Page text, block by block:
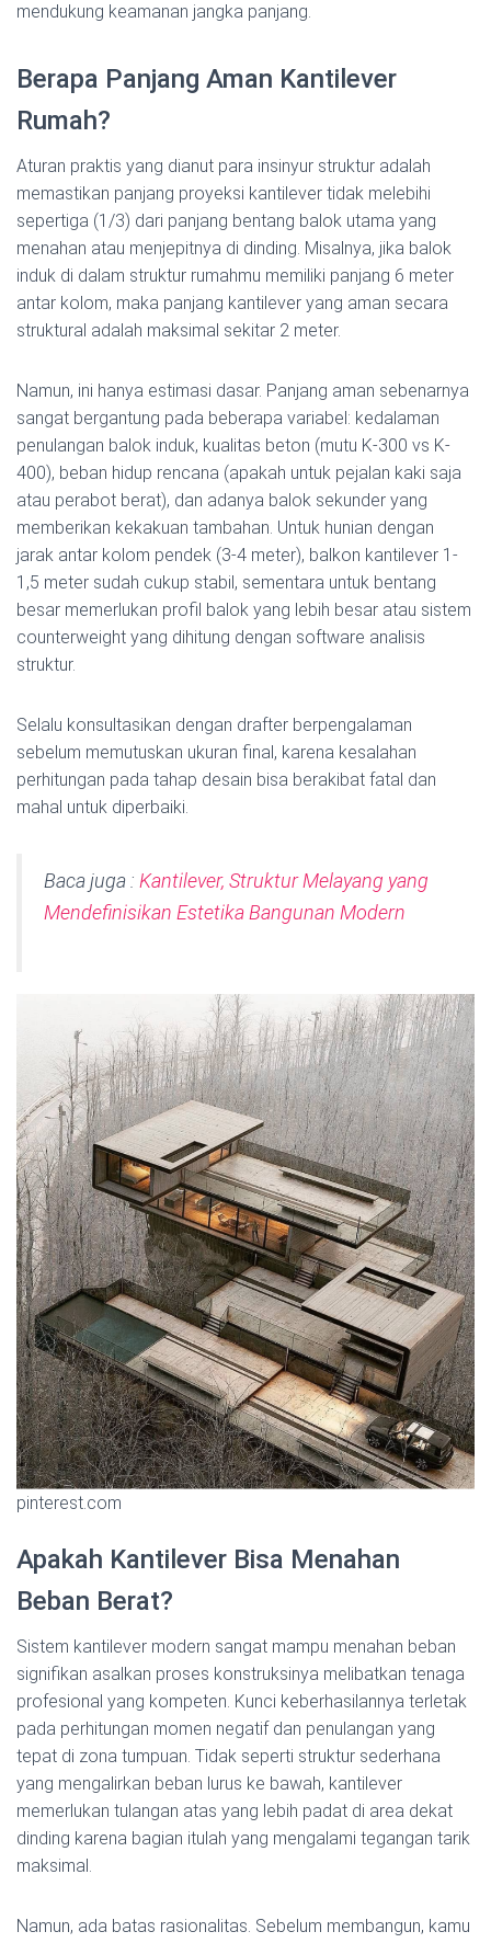
mendukung keamanan jangka panjang.
Berapa Panjang Aman Kantilever
Rumah?
Aturan praktis yang dianut para insinyur struktur adalah
memastikan panjang proyeksi kantilever tidak melebihi
sepertiga (1/3) dari panjang bentang balok utama yang
menahan atau menjepitnya di dinding. Misalnya, jika balok
induk di dalam struktur rumahmu memiliki panjang 6 meter
antar kolom, maka panjang kantilever yang aman secara
struktural adalah maksimal sekitar 2 meter.
Namun, ini hanya estimasi dasar. Panjang aman sebenarnya
sangat bergantung pada beberapa variabel: kedalaman
penulangan balok induk, kualitas beton (mutu K-300 vs K-
400), beban hidup rencana (apakah untuk pejalan kaki saja
atau perabot berat), dan adanya balok sekunder yang
memberikan kekakuan tambahan. Untuk hunian dengan
jarak antar kolom pendek (3-4 meter), balkon kantilever 1-
1,5 meter sudah cukup stabil, sementara untuk bentang
besar memerlukan profil balok yang lebih besar atau sistem
counterweight yang dihitung dengan software analisis
struktur.
Selalu konsultasikan dengan drafter berpengalaman
sebelum memutuskan ukuran final, karena kesalahan
perhitungan pada tahap desain bisa berakibat fatal dan
mahal untuk diperbaiki.
Baca juga : Kantilever, Struktur Melayang yang
Mendefinisikan Estetika Bangunan Modern
pinterest.com
Apakah Kantilever Bisa Menahan
Beban Berat?
Sistem kantilever modern sangat mampu menahan beban
signifikan asalkan proses konstruksinya melibatkan tenaga
profesional yang kompeten. Kunci keberhasilannya terletak
pada perhitungan momen negatif dan penulangan yang
tepat di zona tumpuan. Tidak seperti struktur sederhana
yang mengalirkan beban lurus ke bawah, kantilever
memerlukan tulangan atas yang lebih padat di area dekat
dinding karena bagian itulah yang mengalami tegangan tarik
maksimal.
Namun, ada batas rasionalitas. Sebelum membangun, kamu